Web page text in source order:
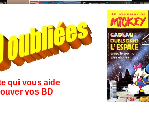
qui vous aide
vos BD